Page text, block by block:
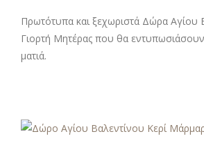
Πρωτότυπα και ξεχωριστά Δώρα Αγίου
Γιορτή Μητέρας που θα
ματιά.